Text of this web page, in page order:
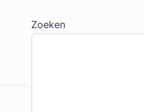
Zoeken